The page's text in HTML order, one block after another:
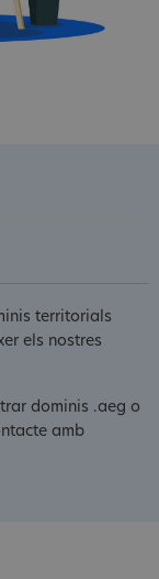
territorials
els nostres
dominis .aeg o
amb